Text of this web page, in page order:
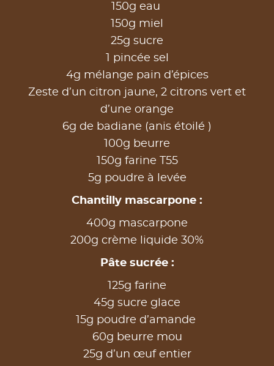
150g eau
150g miel
25g sucre
1 pincée sel
4g mélange pain d’épices
Zeste d’un citron jaune, 2 citrons vert et
d’une orange
6g de badiane (anis étoilé )
100g beurre
150g farine T55
5g poudre à levée
Chantilly mascarpone :
400g mascarpone
200g crème liquide 30%
Pâte sucrée :
125g farine
45g sucre glace
15g poudre d’amande
60g beurre mou
25g d’un œuf entier